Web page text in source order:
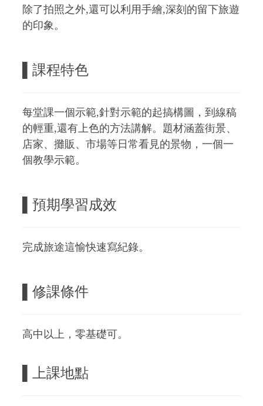
除了拍照之外,還可以利用手繪,深刻的留下旅遊
的印象。
▌課程特色
每堂課一個示範,針對示範的起搞構圖，到線稿
的輕重,還有上色的方法講解。題材涵蓋街景、
店家、攤販、市場等日常看見的景物，一個一
個教學示範。
預期學習成效
完成旅途這愉快速寫紀錄。
修課條件
高中以上，零基礎可。
▌上課地點